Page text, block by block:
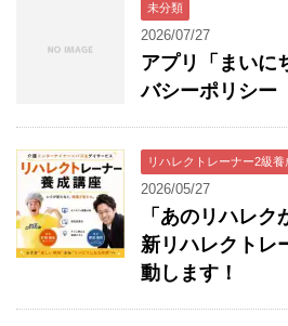
未分類
2026/07/27
アプリ「まいに
バシーポリシー
リハレクトレーナー2級養
2026/05/27
「あのリハレク
新リハレクトレ
動します！